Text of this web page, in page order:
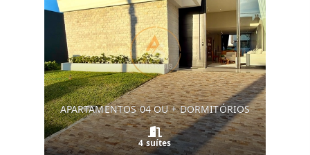
APARTAMENTOS 04 OU + DORMITÓRIOS
4 suítes